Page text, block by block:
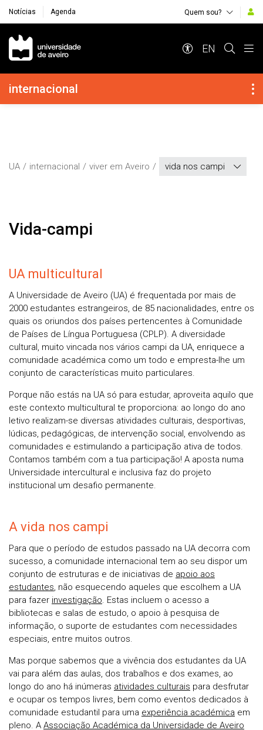
Notícias Agenda Quem sou?
Navegação Principal
EN
Navegação Lateral
internacional
UA internacional viver em Aveiro vida nos campi
vida-campi
UA multicultural
A Universidade de Aveiro (UA) é frequentada por mais de
2000 estudantes estrangeiros, de 85 nacionalidades, entre os
quais os oriundos dos países pertencentes à Comunidade
de Países de Língua Portuguesa (CPLP). A diversidade
cultural, muito vincada nos vários campi da UA, enriquece a
comunidade académica como um todo e empresta-lhe um
conjunto de características muito particulares.
Porque não estás na UA só para estudar, aproveita aquilo que
este contexto multicultural te proporciona: ao longo do ano
letivo realizam-se diversas atividades culturais, desportivas,
lúdicas, pedagógicas, de intervenção social, envolvendo as
comunidades e estimulando a participação ativa de todos.
Contamos também com a tua participação! A aposta numa
Universidade intercultural e inclusiva faz do projeto
institucional um desafio permanente.
A vida nos campi
Para que o período de estudos passado na UA decorra com
sucesso, a comunidade internacional tem ao seu dispor um
conjunto de estruturas e de iniciativas de apoio aos
estudantes, não esquecendo aqueles que escolhem a UA
para fazer investigação. Estas incluem o acesso a
bibliotecas e salas de estudo, o apoio à pesquisa de
informação, o suporte de estudantes com necessidades
especiais, entre muitos outros.
Mas porque sabemos que a vivência dos estudantes da UA
vai para além das aulas, dos trabalhos e dos exames, ao
longo do ano há inúmeras atividades culturais para desfrutar
e ocupar os tempos livres, bem como eventos dedicados à
comunidade estudantil para uma experiência académica em
pleno. A Associação Académica da Universidade de Aveiro